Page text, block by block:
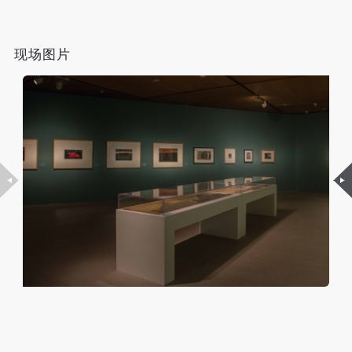
现场图片
途。
（2）、乙方中央美术学院美术馆是一所具有标志
性、专业性、国际化的现代公共美术馆。中央美术学
院美术馆与时代同行，努力塑造一个开放、自由、学
术的空间氛围，竭诚与各单位、企业、机构、艺术家
和观众进行良好互动。以学院的学术研究为基础，积
极策划国际、国内多视角、多领域的展览、论坛及公
共教育活动，为美院师生、中外艺术家以及社会公众
提供一个交流、学习、展示的平台。作为一家公益性
单位，其开展的公共教育活动以学术性和公益性为
（3）、乙方为甲方拍摄中央美术学院公共教育部所
途。
（2）、乙方中央美术学院美术馆是一所具有标志
性、专业性、国际化的现代公共美术馆。中央美术学
院美术馆与时代同行，努力塑造一个开放、自由、学
术的空间氛围，竭诚与各单位、企业、机构、艺术家
和观众进行良好互动。以学院的学术研究为基础，积
极策划国际、国内多视角、多领域的展览、论坛及公
共教育活动，为美院师生、中外艺术家以及社会公众
提供一个交流、学习、展示的平台。作为一家公益性
单位，其开展的公共教育活动以学术性和公益性为
（3）、乙方为甲方拍摄中央美术学院公共教育部所
途。
（2）、乙方中央美术学院美术馆是一所具有标志
性、专业性、国际化的现代公共美术馆。中央美术学
院美术馆与时代同行，努力塑造一个开放、自由、学
术的空间氛围，竭诚与各单位、企业、机构、艺术家
和观众进行良好互动。以学院的学术研究为基础，积
极策划国际、国内多视角、多领域的展览、论坛及公
共教育活动，为美院师生、中外艺术家以及社会公众
提供一个交流、学习、展示的平台。作为一家公益性
单位，其开展的公共教育活动以学术性和公益性为
（3）、乙方为甲方拍摄中央美术学院公共教育部所